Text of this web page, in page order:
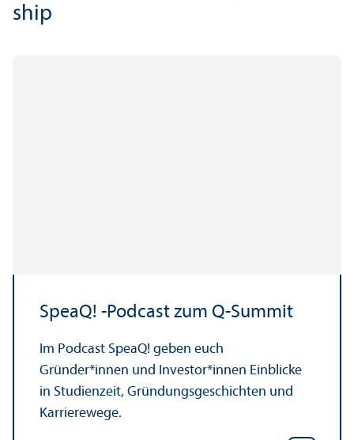
ship
SpeaQ! -Podcast zum Q-Summit
Im Podcast SpeaQ! geben euch
Gründer*innen und Investor*innen Einblicke
in Studien­zeit, Gründungs­geschichten und
Karrierewege.